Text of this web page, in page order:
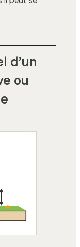
d’un
ou